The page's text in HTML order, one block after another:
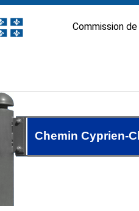
Commission
Chemin Cyprien-